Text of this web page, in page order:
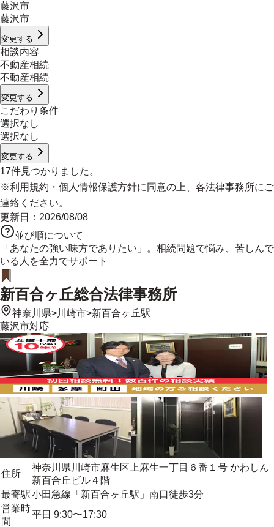
藤沢市
藤沢市
変更する
相談内容
不動産相続
不動産相続
変更する
こだわり条件
選択なし
選択なし
変更する
17件見つかりました。
※利用規約 ・ 個人情報保護方針に同意の上、各法律事務所にご
連絡ください。
更新日： 2026/08/08
並び順について
「あなたの強い味方でありたい」。相続問題で悩み、苦しんで
いる人を全力でサポート
新百合ヶ丘総合法律事務所
神奈川県>川崎市>新百合ヶ丘駅
藤沢市対応
住所
神奈川県川崎市麻生区上麻生一丁目６番１号 かわしん
新百合丘ビル４階
最寄駅小田急線「新百合ヶ丘駅」南口徒歩3分
営業時
間
平日 9:30〜17:30